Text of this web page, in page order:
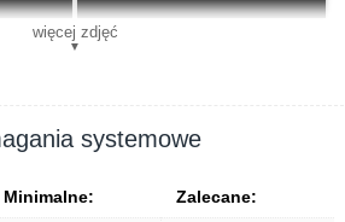
więcej zdjęć
▼
systemowe
Minimalne: Zalecane: